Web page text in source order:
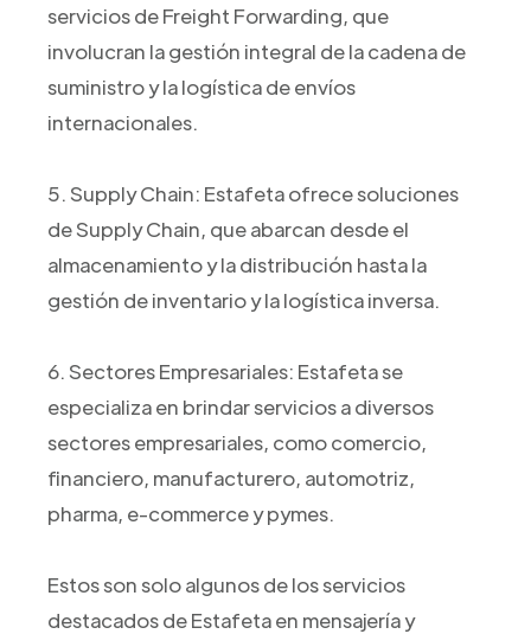
servicios de Freight Forwarding, que
involucran la gestión integral de la cadena de
suministro y la logística de envíos
internacionales.
5. Supply Chain: Estafeta ofrece soluciones
de Supply Chain, que abarcan desde el
almacenamiento y la distribución hasta la
gestión de inventario y la logística inversa.
6. Sectores Empresariales: Estafeta se
especializa en brindar servicios a diversos
sectores empresariales, como comercio,
financiero, manufacturero, automotriz,
pharma, e-commerce y pymes.
Estos son solo algunos de los servicios
destacados de Estafeta en mensajería y